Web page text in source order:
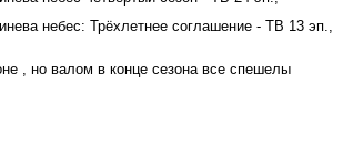
небес: Трёхлетнее соглашение - ТВ 13 эп.,
, но валом в конце сезона все спешелы